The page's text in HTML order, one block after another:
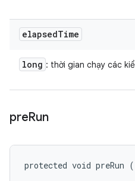
elapsedTime
long : thời gian chạy các
preRun
protected void preRun